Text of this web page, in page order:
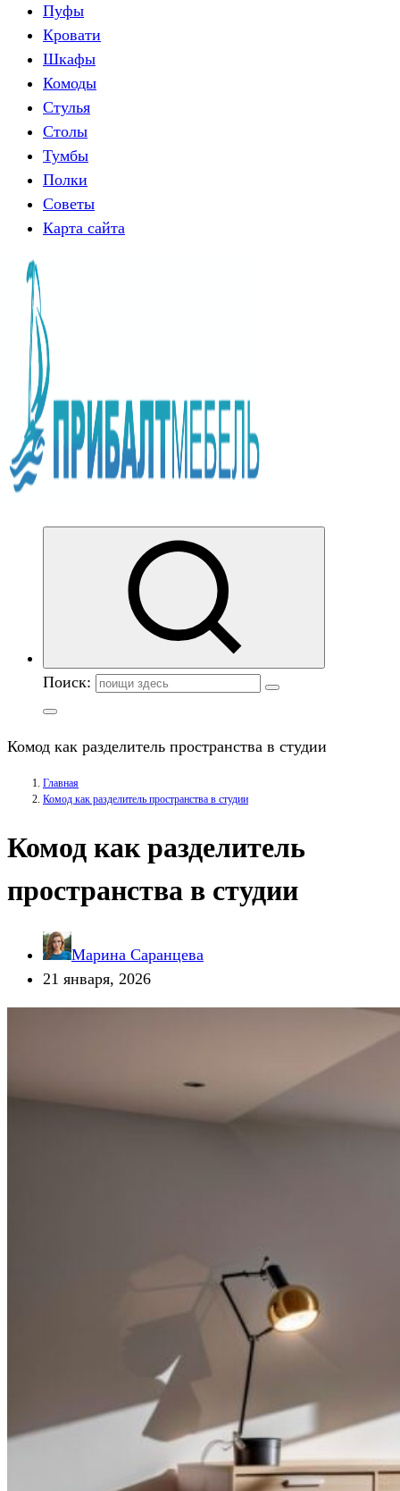
Пуфы
Кровати
Шкафы
Комоды
Стулья
Столы
Тумбы
Полки
Советы
Карта сайта
Поиск:
Комод как разделитель пространства в студии
Главная
Комод как разделитель пространства в студии
Комод как разделитель
пространства в студии
Марина Саранцева
21 января, 2026